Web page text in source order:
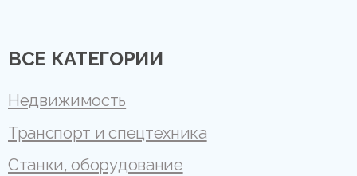
ВСЕ КАТЕГОРИИ
Недвижимость
Транспорт и спецтехника
Станки, оборудование